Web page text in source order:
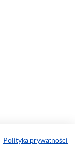
Polityka prywatności